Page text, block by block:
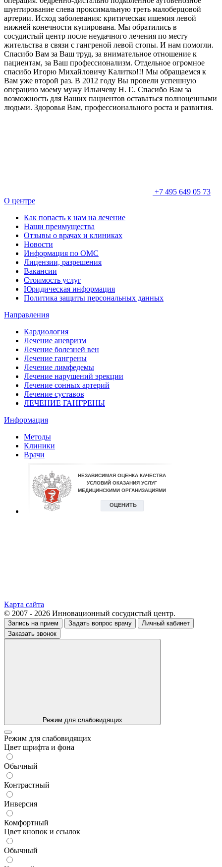
шунтирование слева проксимальную треть малоберцовой
артерии. Исход заболевания: критическая ишемия левой
нижней конечности купирована. Мы обратились в
сосудистый центр после неудачного лечения по месту
жительства в связи с гангреной левой стопы. И нам помогли.
Спасибо Вам за Ваш труд, за внимательное отношение к
пациентам, за Ваш профессионализм. Отдельное огромное
спасибо Игорю Михайловичу Калитко!!! Мы обращаемся к
Вам уже второй раз. В 2012 году Вы провели успешную
операцию моему мужу Ильичеву Н. Г.. Спасибо Вам за
возможность для Ваших пациентов оставаться полноценными
людьми. Здоровья Вам, профессионального роста и развития.
+7 495 649 05 73
О центре
Как попасть к нам на лечение
Наши преимущества
Отзывы о врачах и клиниках
Новости
Информация по ОМС
Лицензии, разрешения
Вакансии
Стоимость услуг
Юридическая информация
Политика защиты персональных данных
Направления
Кардиология
Лечение аневризм
Лечение болезней вен
Лечение гангрены
Лечение лимфедемы
Лечение нарушений эрекции
Лечение сонных артерий
Лечение суставов
ЛЕЧЕНИЕ ГАНГРЕНЫ
Информация
Методы
Клиники
Врачи
Карта сайта
© 2007 - 2026 Инновационный сосудистый центр.
Запись на прием Задать вопрос врачу
Личный кабинет
Заказать звонок
Режим для слабовидящих
Режим для слабовидящих
Цвет шрифта и фона
Обычный
Контрастный
Инверсия
Комфортный
Цвет кнопок и ссылок
Обычный